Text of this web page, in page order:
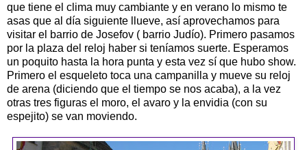
que tiene el clima muy cambiante y en verano lo mismo te
asas que al día siguiente llueve, así aprovechamos para
visitar el barrio de Josefov ( barrio Judío). Primero pasamos
por la plaza del reloj haber si teníamos suerte. Esperamos
un poquito hasta la hora punta y esta vez sí que hubo show.
Primero el esqueleto toca una campanilla y mueve su reloj
de arena (diciendo que el tiempo se nos acaba), a la vez
otras tres figuras el moro, el avaro y la envidia (con su
espejito) se van moviendo.